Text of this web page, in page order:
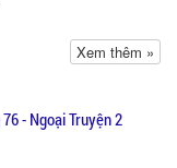
trước. Cô lấy
Xem thêm »
- Ngoại Truyện 2